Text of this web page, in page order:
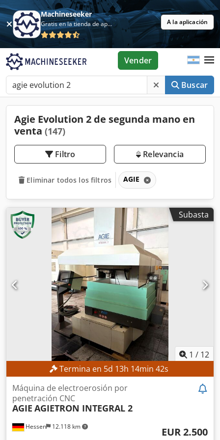
Machineseeker
Gratis en la tienda de aplicaciones A la aplicación
Buscar
Vender
Agie Evolution 2 de segunda mano en
venta (147)
Filtro Relevancia
Eliminar todos los filtros AGIE
Subasta
1 / 12
Termina en 5d 13h 14min 39s
Hessen 12.118 km
Máquina de electroerosión por
penetración CNC
AGIE AGIETRON INTEGRAL 2
EUR 2.500